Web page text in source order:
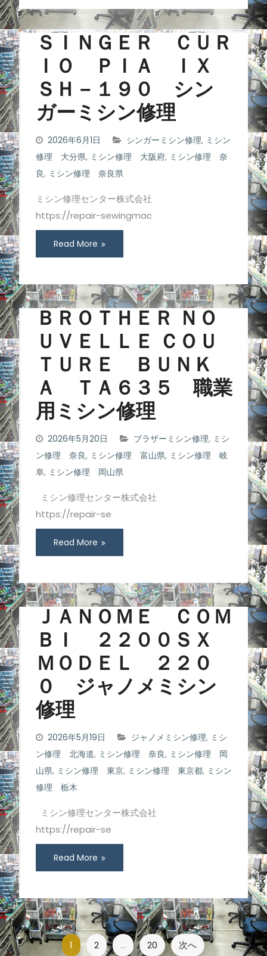
ＳＩＮＧＥＲ ＣＵＲ
ＩＯ ＰＩＡ ＩＸ
ＳＨ－１９０ シン
ガーミシン修理
2026年6月1日 シンガーミシン修理, ミシン
修理 大分県, ミシン修理 大阪府, ミシン修理 奈
良, ミシン修理 奈良県
ミシン修理センター株式会社
https://repair-sewingmac
Read More
ＢＲＯＴＨＥＲ ＮＯ
ＵＶＥＬＬＥ ＣＯＵ
ＴＵＲＥ ＢＵＮＫ
Ａ ＴＡ６３５ 職業
用ミシン修理
2026年5月20日 ブラザーミシン修理, ミシ
ン修理 奈良, ミシン修理 富山県, ミシン修理 岐
阜, ミシン修理 岡山県
ミシン修理センター株式会社
https://repair-se
Read More
ＪＡＮＯＭＥ ＣＯＭ
ＢＩ ２２００ＳＸ
ＭＯＤＥＬ ２２０
０ ジャノメミシン
修理
2026年5月19日 ジャノメミシン修理, ミシ
ン修理 北海道, ミシン修理 奈良, ミシン修理 岡
山県, ミシン修理 東京, ミシン修理 東京都, ミシン
修理 栃木
ミシン修理センター株式会社
https://repair-se
Read More
投
1 2 … 20 次へ